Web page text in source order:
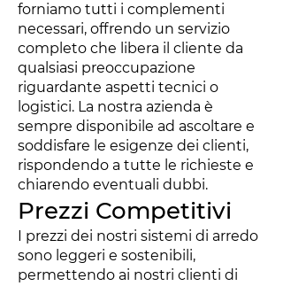
forniamo tutti i complementi
necessari, offrendo un servizio
completo che libera il cliente da
qualsiasi preoccupazione
riguardante aspetti tecnici o
logistici. La nostra azienda è
sempre disponibile ad ascoltare e
soddisfare le esigenze dei clienti,
rispondendo a tutte le richieste e
chiarendo eventuali dubbi.
Prezzi Competitivi
I prezzi dei nostri sistemi di arredo
sono leggeri e sostenibili,
permettendo ai nostri clienti di